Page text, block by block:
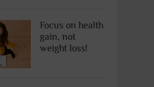
Focus on health
gain, not
weight loss!